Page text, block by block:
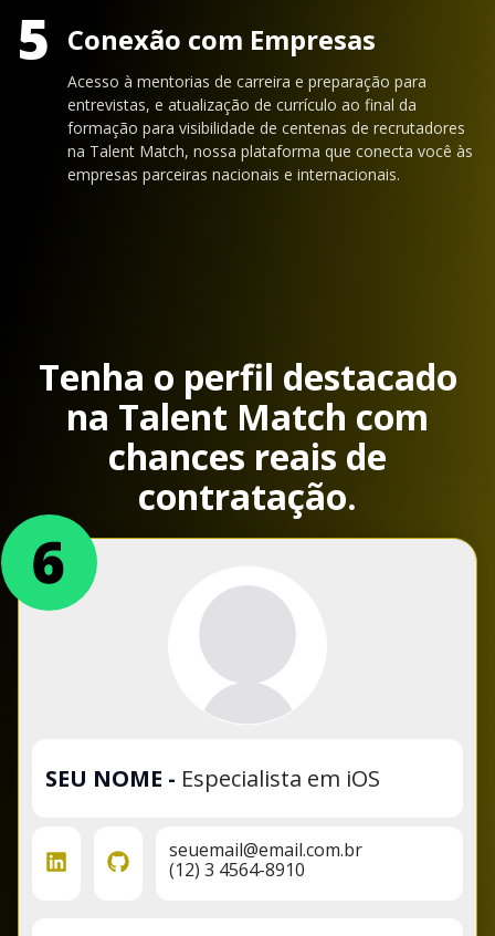
5 Conexão com Empresas
Acesso à mentorias de carreira e preparação para
entrevistas, e atualização de currículo ao final da
formação para visibilidade de centenas de recrutadores
na Talent Match, nossa plataforma que conecta você às
empresas parceiras nacionais e internacionais.
Tenha o perfil destacado
na Talent Match com
chances reais de
contratação.
SEU NOME - Especialista em iOS
seuemail@email.com.br
(12) 3 4564-8910